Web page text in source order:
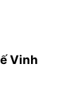
Vinh